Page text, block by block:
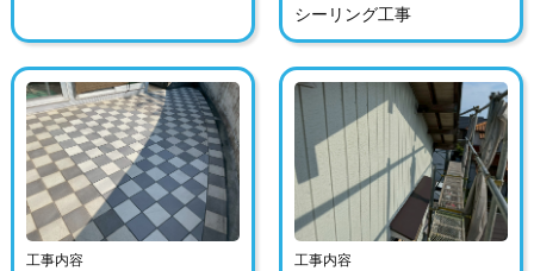
シーリング工事
工事内容 工事内容